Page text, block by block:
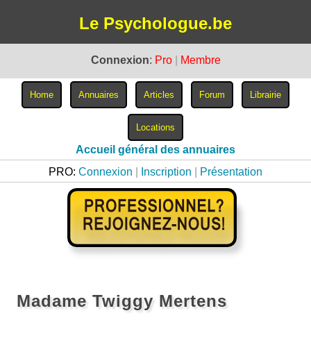
Le Psychologue.be
Connexion: Pro Membre
Accueil général des annuaires
PRO: Connexion Inscription Présentation
Madame Twiggy Mertens